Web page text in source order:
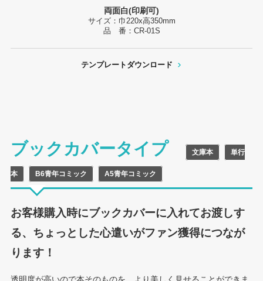
両面白(印刷可)
サイズ：巾220x高350mm
品 番：CR-01S
テンプレートダウンロード
ブックカバータイプ 文庫本 単行
本 B6青年コミック A5青年コミック
お客様購入時にブックカバーに入れてお渡しす
る、ちょっとした心遣いがファン獲得につなが
ります！